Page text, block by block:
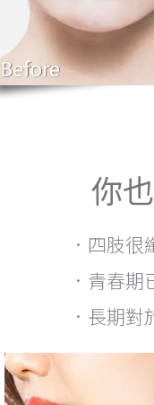
你
．四肢很
．青春期
．長期對